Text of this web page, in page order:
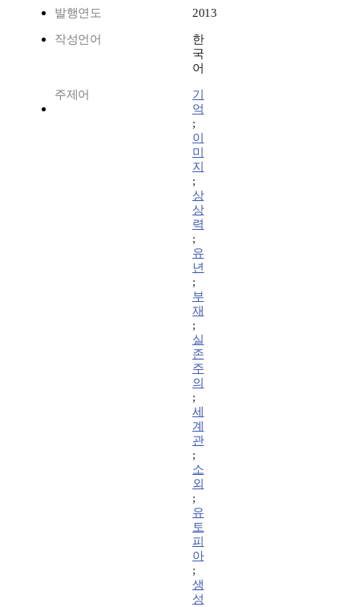
발행연도 2013
작성언어
한
국
어
주제어
기
억
;
이
미
지
;
상
상
력
;
유
년
;
부
재
;
실
존
주
의
;
세
계
관
;
소
외
;
유
토
피
아
;
생
성